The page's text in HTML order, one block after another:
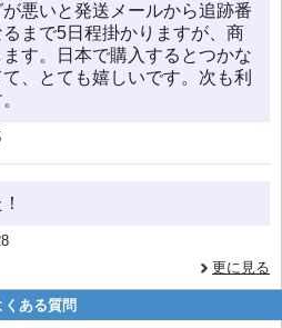
悪いと発送メールから追跡番
まで5日程掛かりますが、商
す。日本で購入するとつかな
、とても嬉しいです。次も利
更に見る
くある質問